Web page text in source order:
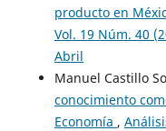
producto en
Vol. 19 Núm. 40
Abril
Manuel Castillo
conocimiento
Economía ,